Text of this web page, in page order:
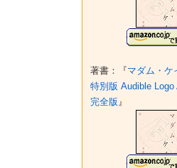
著書：『マダム・
特別版 Audible Logo
完全版 』